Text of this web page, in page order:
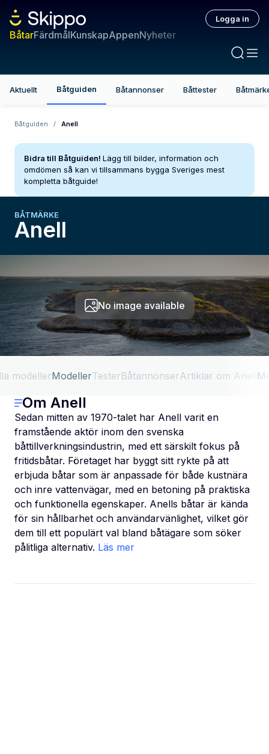
BåtarFärdmålKunskapAppenNyheter
Logga in
Aktuellt Båtguiden Båtannonser Båttester
Båtguiden / Anell
Bidra till Båtguiden! Lägg till bilder, information och
omdömen så kan vi tillsammans bygga Sveriges mest
kompletta båtguide!
BÅTMÄRKE
Anell
No image available
modellerModellerTesterBåtannonserArtiklar om Anell
Om Anell
Sedan mitten av 1970-talet har Anell varit en
framstående aktör inom den svenska
båttillverkningsindustrin, med ett särskilt fokus på
fritidsbåtar. Företaget har byggt sitt rykte på att
erbjuda båtar som är anpassade för både kustnära
och inre vattenvägar, med en betoning på praktiska
och funktionella egenskaper. Anells båtar är kända
för sin hållbarhet och användarvänlighet, vilket gör
dem till ett populärt val bland båtägare som söker
pålitliga alternativ. Läs mer